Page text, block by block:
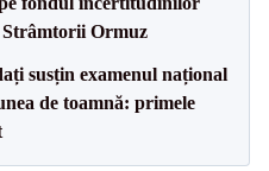
Ormuz
susțin examenul național
de toamnă: primele